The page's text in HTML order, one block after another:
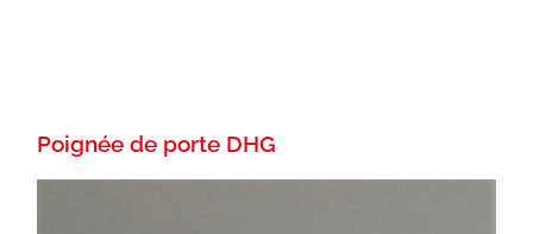
Poignée de porte DHG